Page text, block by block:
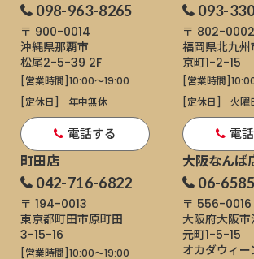
098-963-8265
〒 900-0014
沖縄県那覇市
松尾2-5-39 2F
[営業時間]10:00～19:00
[定休日]
年中無休
電話する
093-
〒 802-0002
福岡県北九
京町1-2-15
[営業時間]
[定休日]
火曜
電
町田店
042-716-6822
〒 194-0013
東京都町田市原町田
3-15-16
[営業時間]10:00～19:00
大阪なんば
06-
〒 556-0016
大阪府大阪
元町1-5-15
オカダウィー